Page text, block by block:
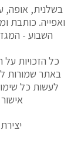
בשלנית, אופה,
ואפייה. כותבת
השבוע -
כל הזכויות
באתר שמורות
לעשות כל